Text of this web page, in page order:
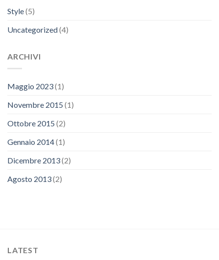
Style(5)
Uncategorized(4)
ARCHIVI
Maggio 2023(1)
Novembre 2015 (1)
Ottobre 2015 (2)
Gennaio 2014(1)
Dicembre 2013(2)
Agosto 2013(2)
LATEST